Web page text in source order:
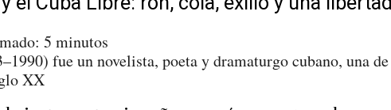
5 minutos
fue un novelista, poeta y dramaturgo cubano, una
XX